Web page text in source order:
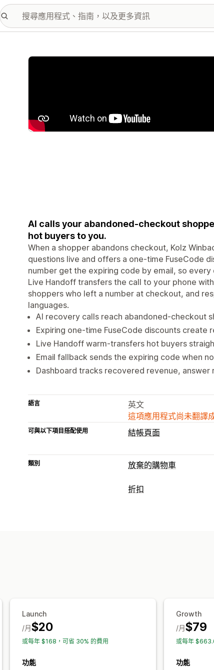
主要圖片圖庫
AI calls your abandoned-checkout
hot buyers to you.
When a shopper abandons checkout, Kolz
questions live and offers a one-time FuseCode
number get the expiring code by email, so
Live Handoff transfers the call to your phone
shoppers who left a number at checkout, and
languages.
AI recovery calls reach abandoned-checkout
Expiring one-time FuseCode discounts create
Live Handoff warm-transfers hot buyers
Email fallback sends the expiring code when
Dashboard tracks recovered revenue, answer
語言
英文
這項應用程式尚未翻譯
可與以下項目搭配使用 結帳頁面
類別 放棄的購物車
購物車提醒
折扣
Launch
$20
/月
或每年 $168，可省 30% 的費用
功能
Growth
$79
/月
或每年
功能